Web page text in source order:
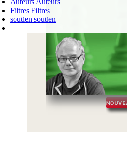
Auteurs Auteurs
Filtres Filtres
soutien soutien